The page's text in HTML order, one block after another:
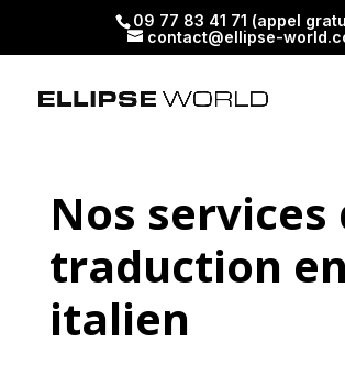
09 77 83 41 71 (appel
contact@ellipse-
Nos services
traduction en
italien